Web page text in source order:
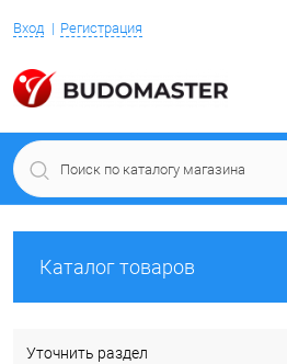
Вход Регистрация
Каталог товаров
Уточнить раздел